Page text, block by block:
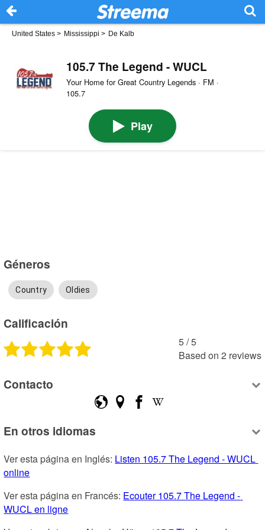
United States > Mississippi > De Kalb
105.7 The Legend - WUCL
Your Home for Great Country Legends · FM ·
105.7
Play
Géneros
Country Oldies
Calificación
5 /5
Based on 2 reviews
Contacto
En otros idiomas
Ver esta página en Inglés: Listen 105.7 The Legend - WUCL
online
Ver esta página en Francés: Ecouter 105.7 The Legend -
WUCL en ligne